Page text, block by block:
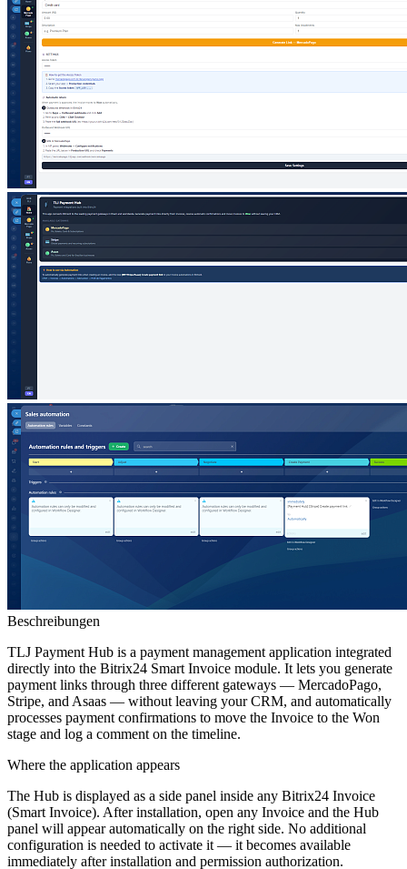
Beschreibungen
TLJ Payment Hub is a payment management application integrated
directly into the Bitrix24 Smart Invoice module. It lets you generate
payment links through three different gateways — MercadoPago,
Stripe, and Asaas — without leaving your CRM, and automatically
processes payment confirmations to move the Invoice to the Won
stage and log a comment on the timeline.
Where the application appears
The Hub is displayed as a side panel inside any Bitrix24 Invoice
(Smart Invoice). After installation, open any Invoice and the Hub
panel will appear automatically on the right side. No additional
configuration is needed to activate it — it becomes available
immediately after installation and permission authorization.